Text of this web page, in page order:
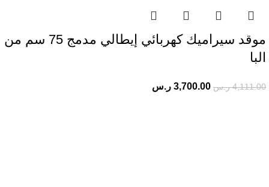
موقد سيراميك كهربائي إيطالي مدمج 75 سم من
البا
4,111.00 ر.س 3,700.00 ر.س